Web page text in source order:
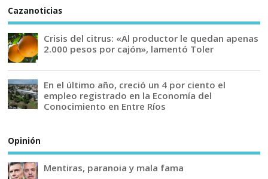
Cazanoticias
Crisis del citrus: «Al productor le quedan apenas
2.000 pesos por cajón», lamentó Toler
En el último año, creció un 4 por ciento el
empleo registrado en la Economía del
Conocimiento en Entre Ríos
Opinión
Mentiras, paranoia y mala fama